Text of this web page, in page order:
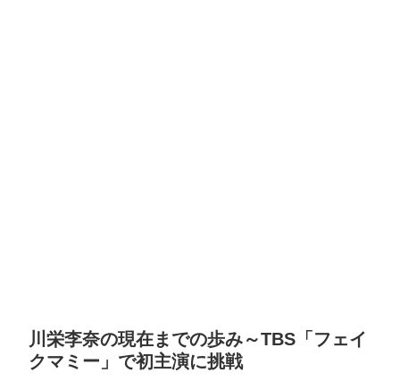
川栄李奈の現在までの歩み～TBS「フェイ
クマミー」で初主演に挑戦